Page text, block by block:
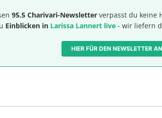
95.5 Charivari-Newsletter verpasst du keine
Einblicken in Larissa Lannert live - wir liefern
HIER FÜR DEN NEWSLETTER